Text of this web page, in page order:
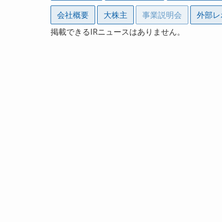
会社概要 大株主 事業説明会
外部
掲載できるIRニュースはありません。